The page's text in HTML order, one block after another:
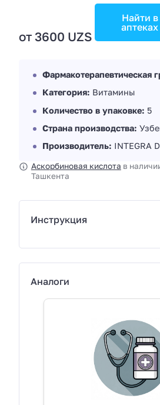
от 3600 UZS
Найти в
аптеках
Фармакотерапевтическая
Категория: Витамины
Количество в упаковке: 5
Страна производства:
Производитель: INTEGRA
Аскорбиновая кислота в
Ташкента
Инструкция
Аналоги